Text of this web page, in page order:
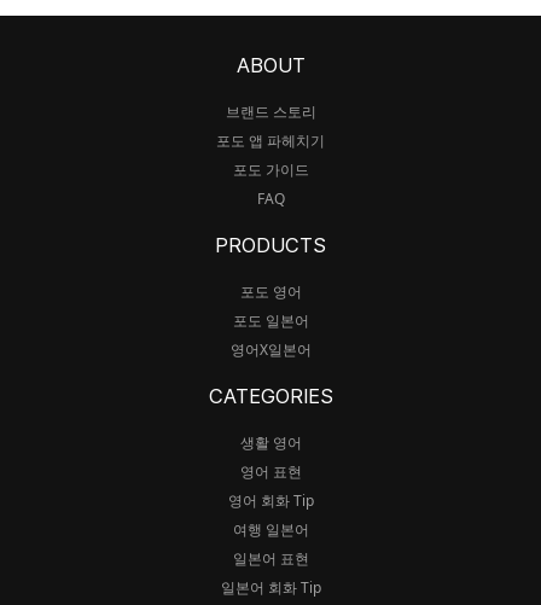
ABOUT
브랜드 스토리
포도 앱 파헤치기
포도 가이드
FAQ
PRODUCTS
포도 영어
포도 일본어
영어X일본어
CATEGORIES
생활 영어
영어 표현
영어 회화 Tip
여행 일본어
일본어 표현
일본어 회화 Tip